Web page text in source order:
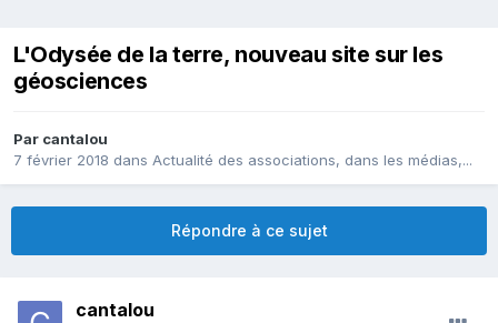
L'Odysée de la terre, nouveau site sur les
géosciences
Par cantalou
7 février 2018 dans Actualité des associations, dans les médias,...
Répondre à ce sujet
cantalou